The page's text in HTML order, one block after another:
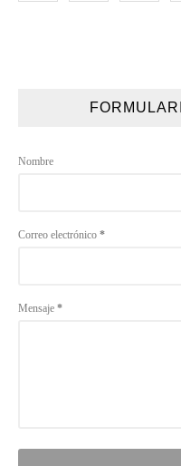
Nombre
Correo electrónico *
Mensaje *